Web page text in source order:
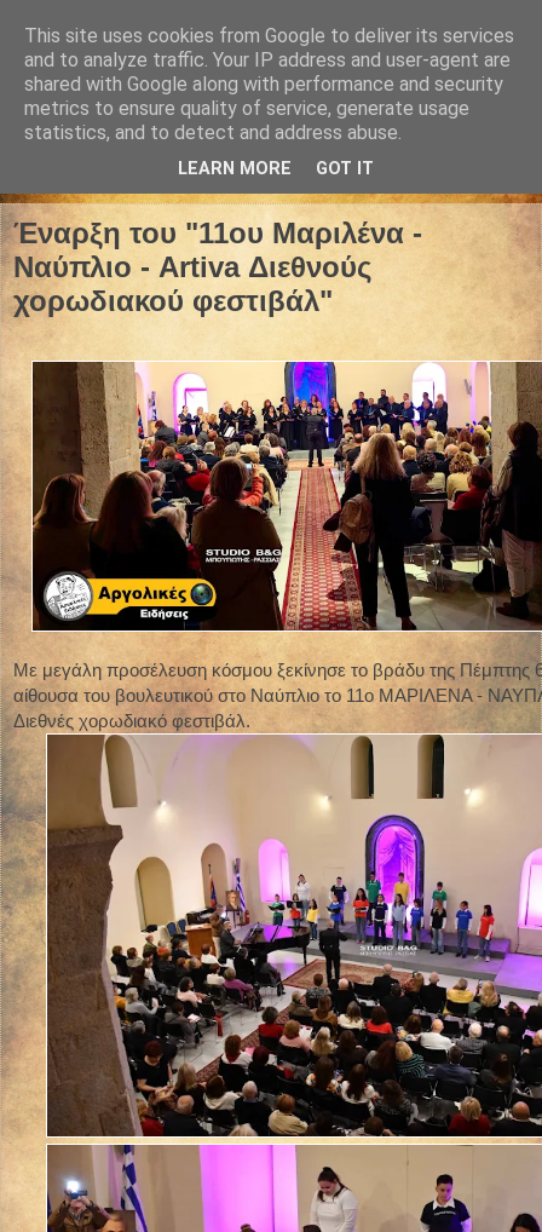
07 Νοεμβρίου 2025
Έναρξη του "11ου Μαριλένα -
Ναύπλιο - Artiva Διεθνούς
χορωδιακού φεστιβάλ"
Με μεγάλη προσέλευση κόσμου ξεκίνησε το βράδυ της Πέμπτης
αίθουσα του βουλευτικού στο Ναύπλιο το 11ο ΜΑΡΙΛΕΝΑ -
Διεθνές χορωδιακό φεστιβάλ.
This site uses cookies from Google to deliver its services
and to analyze traffic. Your IP address and user-agent are
shared with Google along with performance and security
metrics to ensure quality of service, generate usage
statistics, and to detect and address abuse.
LEARN MORE GOT IT